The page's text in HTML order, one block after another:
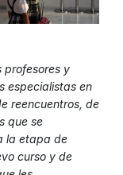
profesores y
especialistas en
reencuentros, de
que se
la etapa de
curso y de